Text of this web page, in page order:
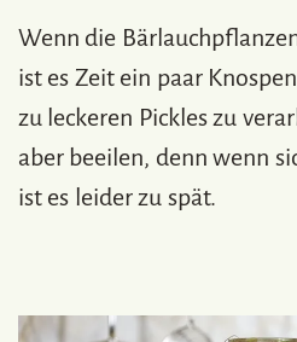
Wenn die
ist es Zeit ein paar
zu leckeren Pickles zu
aber beeilen, denn wenn
ist es leider zu spät.